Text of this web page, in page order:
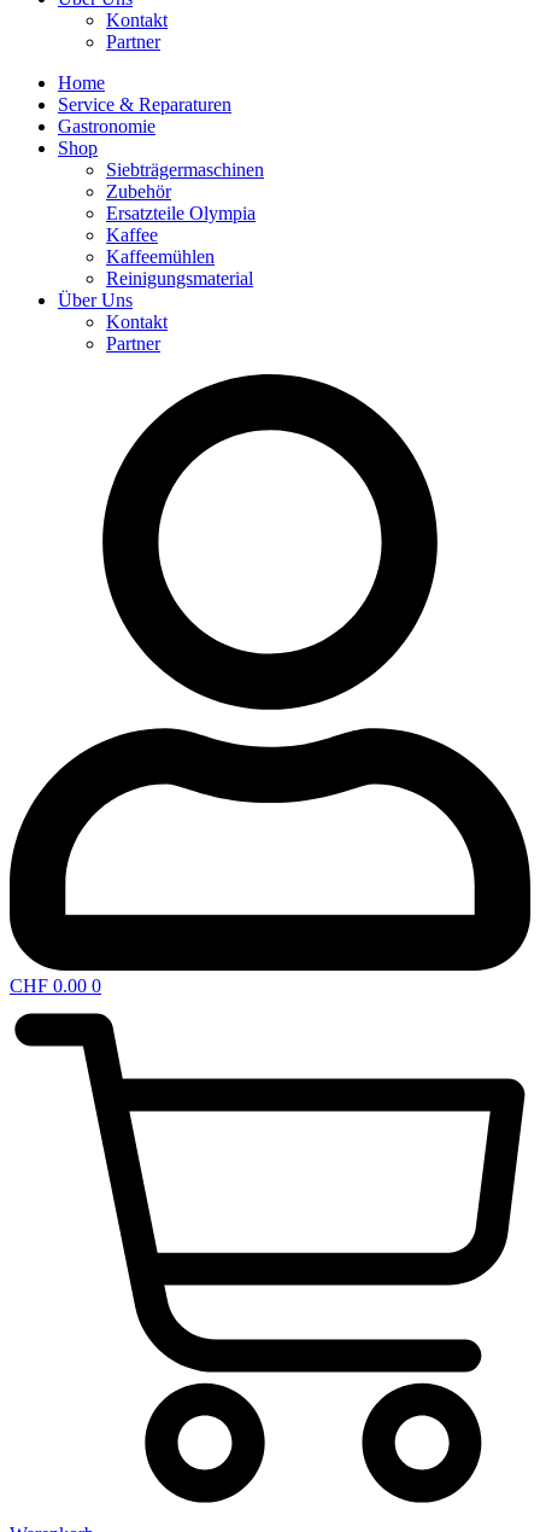
Kontakt
Partner
Home
Service & Reparaturen
Gastronomie
Shop
Siebträgermaschinen
Zubehör
Ersatzteile Olympia
Kaffee
Kaffeemühlen
Reinigungsmaterial
Über Uns
Kontakt
Partner
CHF 0.00 0